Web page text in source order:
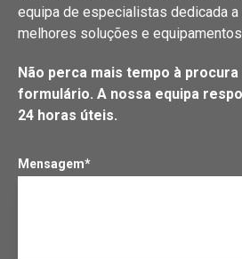
equipa de especialistas dedicada
melhores soluções e
Não perca mais tempo à
formulário. A nossa equipa
24 horas úteis.
Mensagem*